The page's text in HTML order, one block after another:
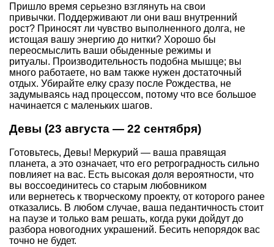
Пришло время серьезно взглянуть на свои
привычки. Поддерживают ли они ваш внутренний
рост? Приносят ли чувство выполненного долга, не
истощая вашу энергию до нитки? Хорошо бы
переосмыслить ваши обыденные режимы и
ритуалы. Производительность подобна мышце; вы
много работаете, но вам также нужен достаточный
отдых. Убирайте елку сразу после Рождества, не
задумываясь над процессом, потому что все большое
начинается с маленьких шагов.
Девы (23 августа — 22 сентября)
Готовьтесь, Девы! Меркурий — ваша правящая
планета, а это означает, что его ретроградность сильно
повлияет на вас. Есть высокая доля вероятности, что
вы воссоединитесь со старым любовником
или вернетесь к творческому проекту, от которого ранее
отказались. В любом случае, ваша педантичность стоит
на паузе и только вам решать, когда руки дойдут до
разбора новогодних украшений. Бесить непорядок вас
точно не будет.